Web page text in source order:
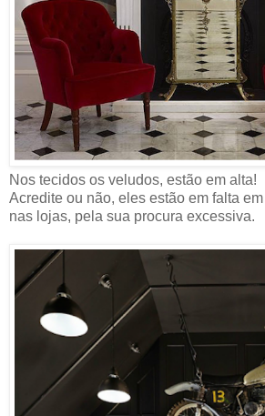
Nos tecidos os veludos, estão em alta!
Acredite ou não, eles estão em falta
nas lojas, pela sua procura excessiva.